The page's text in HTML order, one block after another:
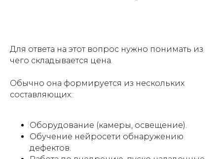
Для ответа на этот вопрос нужно понимать из
чего складывается цена.
Обычно она формируется из нескольких
составляющих:
Оборудование (камеры, освещение).
Обучение нейросети обнаружению
дефектов.